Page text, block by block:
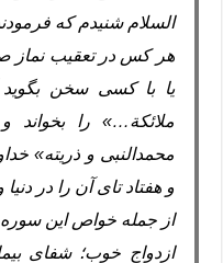
السلام شنیدم که
هر کس در تعقیب نماز
ملائکة…» را
محمدالنبی و ذریته»
و هفتاد تای آن را در
از جمله خواص این سوره
ازدواج خوب؛ شفای